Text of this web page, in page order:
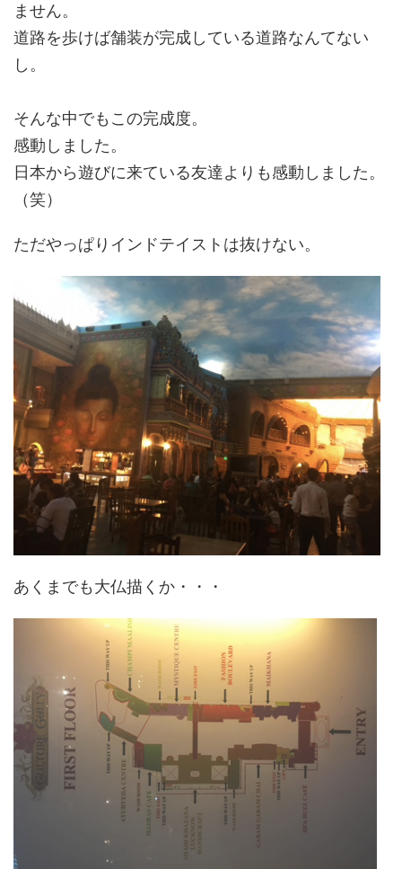
ません。
道路を歩けば舗装が完成している道路なんてない
し。
そんな中でもこの完成度。
感動しました。
日本から遊びに来ている友達よりも感動しました。
（笑）
ただやっぱりインドテイストは抜けない。
あくまでも大仏描くか・・・